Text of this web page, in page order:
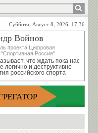
Суббота, Август 8, 2026, 17:36
Войнов
проекта Цифровая
Россия"
что ждать пока нас
логично и деструктивно
российского спорта